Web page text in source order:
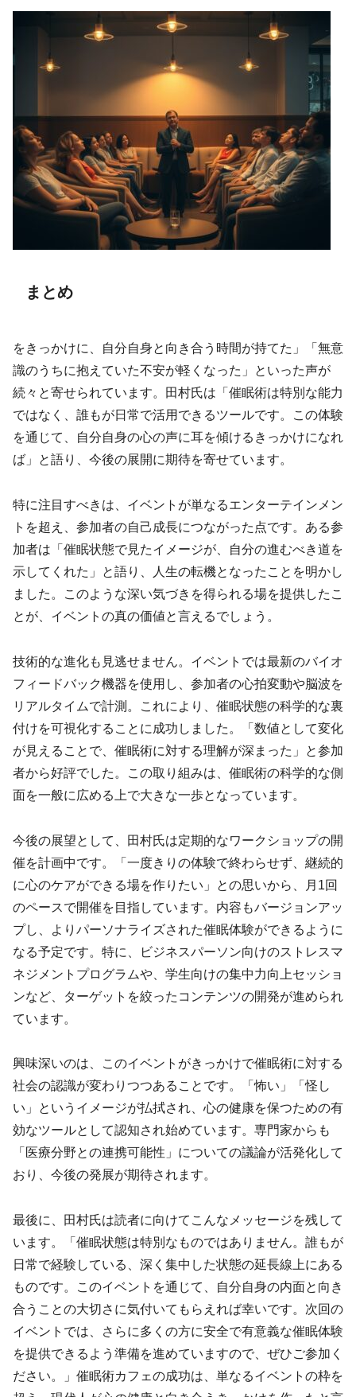
まとめ
をきっかけに、自分自身と向き合う時間が持てた」「無意
識のうちに抱えていた不安が軽くなった」といった声が
続々と寄せられています。田村氏は「催眠術は特別な能力
ではなく、誰もが日常で活用できるツールです。この体験
を通じて、自分自身の心の声に耳を傾けるきっかけになれ
ば」と語り、今後の展開に期待を寄せています。
特に注目すべきは、イベントが単なるエンターテインメン
トを超え、参加者の自己成長につながった点です。ある参
加者は「催眠状態で見たイメージが、自分の進むべき道を
示してくれた」と語り、人生の転機となったことを明かし
ました。このような深い気づきを得られる場を提供したこ
とが、イベントの真の価値と言えるでしょう。
技術的な進化も見逃せません。イベントでは最新のバイオ
フィードバック機器を使用し、参加者の心拍変動や脳波を
リアルタイムで計測。これにより、催眠状態の科学的な裏
付けを可視化することに成功しました。「数値として変化
が見えることで、催眠術に対する理解が深まった」と参加
者から好評でした。この取り組みは、催眠術の科学的な側
面を一般に広める上で大きな一歩となっています。
今後の展望として、田村氏は定期的なワークショップの開
催を計画中です。「一度きりの体験で終わらせず、継続的
に心のケアができる場を作りたい」との思いから、月1回
のペースで開催を目指しています。内容もバージョンアッ
プし、よりパーソナライズされた催眠体験ができるように
なる予定です。特に、ビジネスパーソン向けのストレスマ
ネジメントプログラムや、学生向けの集中力向上セッショ
ンなど、ターゲットを絞ったコンテンツの開発が進められ
ています。
興味深いのは、このイベントがきっかけで催眠術に対する
社会の認識が変わりつつあることです。「怖い」「怪し
い」というイメージが払拭され、心の健康を保つための有
効なツールとして認知され始めています。専門家からも
「医療分野との連携可能性」についての議論が活発化して
おり、今後の発展が期待されます。
最後に、田村氏は読者に向けてこんなメッセージを残して
います。「催眠状態は特別なものではありません。誰もが
日常で経験している、深く集中した状態の延長線上にある
ものです。このイベントを通じて、自分自身の内面と向き
合うことの大切さに気付いてもらえれば幸いです。次回の
イベントでは、さらに多くの方に安全で有意義な催眠体験
を提供できるよう準備を進めていますので、ぜひご参加く
ださい。」催眠術カフェの成功は、単なるイベントの枠を